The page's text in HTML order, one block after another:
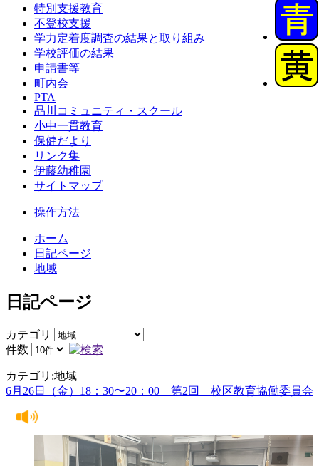
特別支援教育
不登校支援
学力定着度調査の結果と取り組み
学校評価の結果
申請書等
町内会
PTA
品川コミュニティ・スクール
小中一貫教育
保健だより
リンク集
伊藤幼稚園
サイトマップ
操作方法
ホーム
日記ページ
地域
日記ページ
カテゴリ
件数
カテゴリ:地域
6月26日（金）18：30〜20：00 第2回 校区教育協働委員会